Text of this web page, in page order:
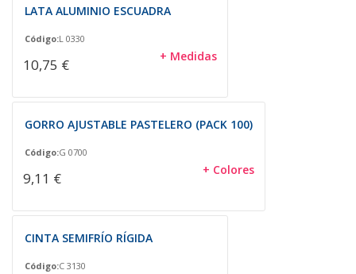
LATA ALUMINIO ESCUADRA
Código:L 0330
10,75 € + Medidas
GORRO AJUSTABLE PASTELERO (PACK 100)
Código:G 0700
9,11 € + Colores
CINTA SEMIFRÍO RÍGIDA
Código:C 3130